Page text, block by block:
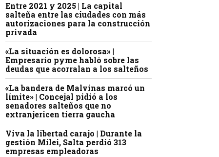
Entre 2021 y 2025 | La capital
salteña entre las ciudades con más
autorizaciones para la construcción
privada
«La situación es dolorosa» |
Empresario pyme habló sobre las
deudas que acorralan a los salteños
«La bandera de Malvinas marcó un
límite» | Concejal pidió a los
senadores salteños que no
extranjericen tierra gaucha
Viva la libertad carajo | Durante la
gestión Milei, Salta perdió 313
empresas empleadoras